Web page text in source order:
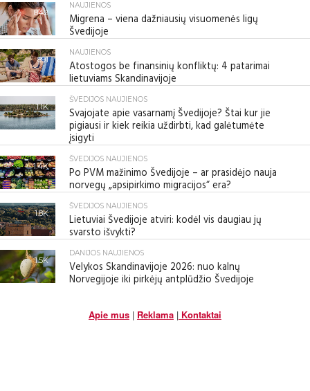
842
NAUJIENOS
Migrena – viena dažniausių visuomenės ligų
Švedijoje
891
NAUJIENOS
Atostogos be finansinių konfliktų: 4 patarimai
lietuviams Skandinavijoje
1.1K
ŠVEDIJOS NAUJIENOS
Svajojate apie vasarnamį Švedijoje? Štai kur jie
pigiausi ir kiek reikia uždirbti, kad galėtumėte
įsigyti
1.4K
ŠVEDIJOS NAUJIENOS
Po PVM mažinimo Švedijoje – ar prasidėjo nauja
norvegų „apsipirkimo migracijos“ era?
1.8K
ŠVEDIJOS NAUJIENOS
Lietuviai Švedijoje atviri: kodėl vis daugiau jų
svarsto išvykti?
1.5K
DANIJOS NAUJIENOS
Velykos Skandinavijoje 2026: nuo kalnų
Norvegijoje iki pirkėjų antplūdžio Švedijoje
Apie mus| Reklama| Kontaktai